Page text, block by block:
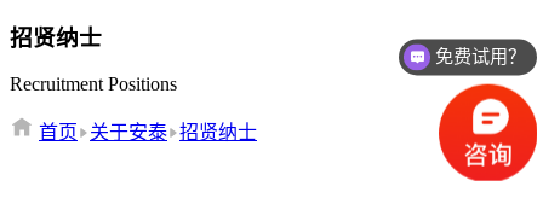
招贤纳士
Recruitment Positions
首页 关于安泰 招贤纳士
免费试用？